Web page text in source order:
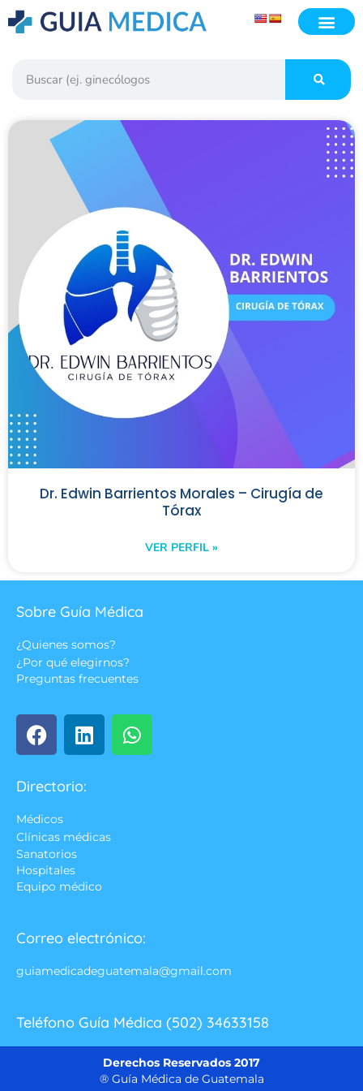
Dr. Edwin Barrientos Morales – Cirugía de
Tórax
VER PERFIL »
Sobre Guía Médica
¿Quienes somos?
¿Por qué elegirnos?
Preguntas frecuentes
Directorio:
Médicos
Clínicas médicas
Sanatorios
Hospitales
Equipo médico
Correo electrónico:
guiamedicadeguatemala@gmail.com
Teléfono Guía Médica (502) 34633158
Derechos Reservados 2017
® Guía Médica de Guatemala